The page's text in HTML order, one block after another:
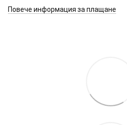
Повече информация за плащане